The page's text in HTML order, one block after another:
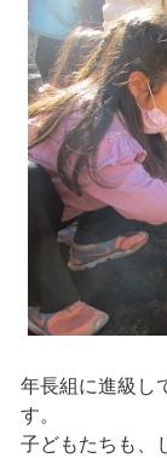
年長組に進級し
す。
子どもたちも、